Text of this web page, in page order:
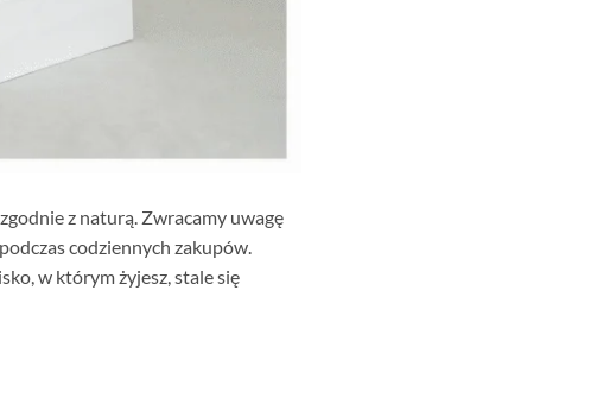
z naturą. Zwracamy uwagę
codziennych zakupów.
w którym żyjesz, stale się